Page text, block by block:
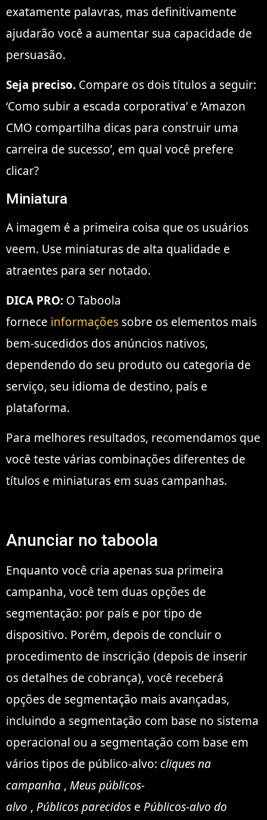
exatamente palavras, mas definitivamente
ajudarão você a aumentar sua capacidade de
persuasão.
Seja preciso. Compare os dois títulos a seguir:
‘Como subir a escada corporativa’ e ‘Amazon
CMO compartilha dicas para construir uma
carreira de sucesso’, em qual você prefere
clicar?
Miniatura
A imagem é a primeira coisa que os usuários
veem. Use miniaturas de alta qualidade e
atraentes para ser notado.
DICA PRO: O Taboola
fornece informações sobre os elementos mais
bem-sucedidos dos anúncios nativos,
dependendo do seu produto ou categoria de
serviço, seu idioma de destino, país e
plataforma.
Para melhores resultados, recomendamos que
você teste várias combinações diferentes de
títulos e miniaturas em suas campanhas.
Anunciar no taboola
Enquanto você cria apenas sua primeira
campanha, você tem duas opções de
segmentação: por país e por tipo de
dispositivo. Porém, depois de concluir o
procedimento de inscrição (depois de inserir
os detalhes de cobrança), você receberá
opções de segmentação mais avançadas,
incluindo a segmentação com base no sistema
operacional ou a segmentação com base em
vários tipos de público-alvo: cliques na
campanha , Meus públicos-
alvo , Públicosparecidos e Públicos-alvo do